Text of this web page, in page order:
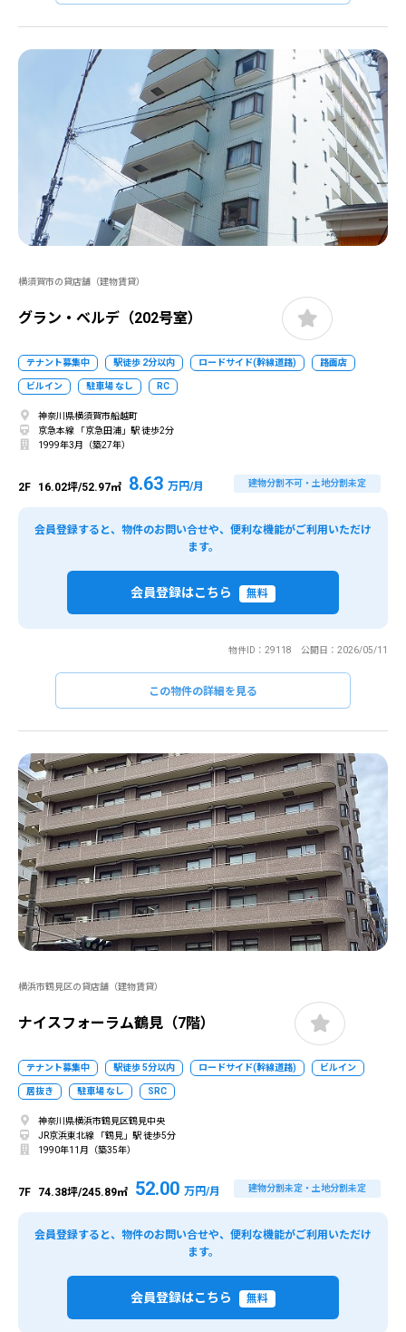
横須賀市の貸店舗（建物賃貸）
グラン・ベルデ（202号室）
テナント募集中 駅徒歩 2分以内 ロードサイド(幹線道路) 路面店
ビルイン 駐車場 なし RC
神奈川県横須賀市船越町
京急本線 「京急田浦」駅 徒歩2分
1999年3月（築27年）
2F 16.02坪/52.97㎡ 8.63 万円/月 建物分割不可・土地分割未定
会員登録すると、物件のお問い合せや、便利な機能がご利用いただけ
ます。
会員登録はこちら 無料
物件ID：29118 公開日：2026/05/11
この物件の詳細を見る
横浜市鶴見区の貸店舗（建物賃貸）
ナイスフォーラム鶴見（7階）
テナント募集中 駅徒歩 5分以内 ロードサイド(幹線道路) ビルイン
居抜き 駐車場 なし SRC
神奈川県横浜市鶴見区鶴見中央
JR京浜東北線 「鶴見」駅 徒歩5分
1990年11月（築35年）
7F 74.38坪/245.89㎡ 52.00 万円/月 建物分割未定・土地分割未定
会員登録すると、物件のお問い合せや、便利な機能がご利用いただけ
ます。
会員登録はこちら 無料